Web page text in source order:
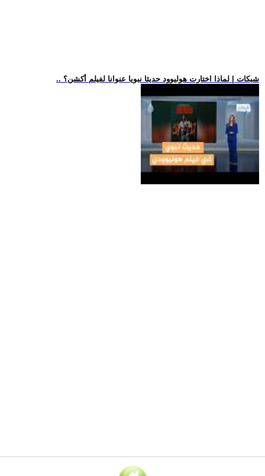
.. شبكات | لماذا اختارت هوليوود حديثا نبويا عنوانا لفيلم أكشن؟